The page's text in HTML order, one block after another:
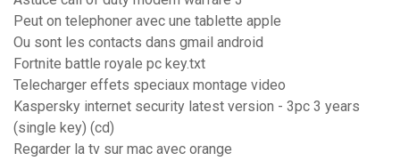
Peut on telephoner avec une tablette apple
Ou sont les contacts dans gmail android
Fortnite battle royale pc key.txt
Telecharger effets speciaux montage video
Kaspersky internet security latest version - 3pc 3 years
(single key) (cd)
Regarder la tv sur mac avec orange